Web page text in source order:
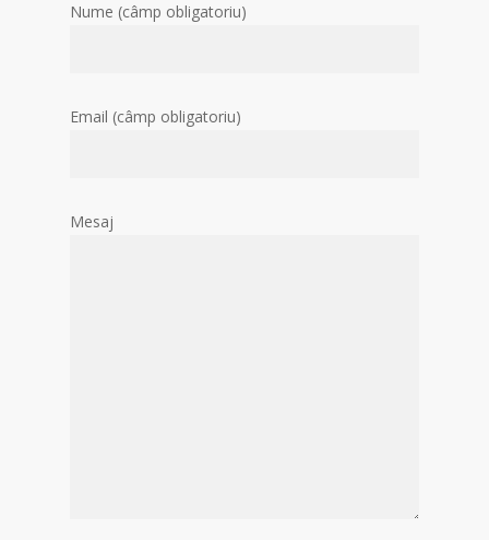
Nume (câmp obligatoriu)
Email (câmp obligatoriu)
Mesaj